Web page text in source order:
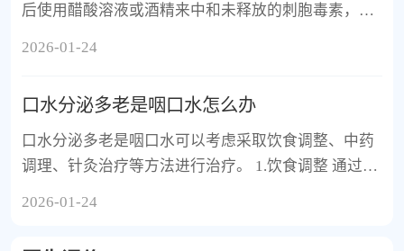
后使用醋酸溶液或酒精来中和未释放的刺胞毒素，从
2026-01-24
口水分泌多老是咽口水怎么办
口水分泌多老是咽口水可以考虑采取饮食调整、中药
调理、针灸治疗等方法进行治疗。 1.饮食调整 通过减
2026-01-24